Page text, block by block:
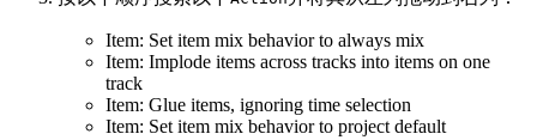
Item: Set item mix behavior to always mix
Item: Implode items across tracks into items on one
track
Item: Glue items, ignoring time selection
Item: Set item mix behavior to project default